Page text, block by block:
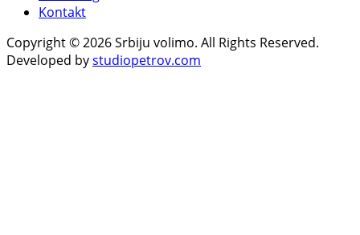
Kontakt
Copyright © 2026 Srbiju volimo. All Rights Reserved.
Developed bystudiopetrov.com